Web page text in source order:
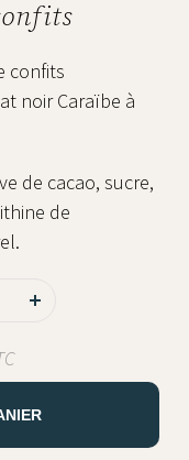
confits
noir Caraïbe à
de cacao, sucre,
de